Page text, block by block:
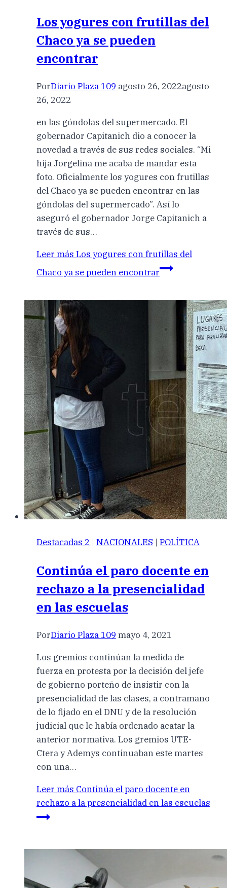
Los yogures con frutillas del
Chaco ya se pueden
encontrar
PorDiario Plaza 109 agosto 26, 2022agosto
26, 2022
en las góndolas del supermercado. El
gobernador Capitanich dio a conocer la
novedad a través de sus redes sociales. “Mi
hija Jorgelina me acaba de mandar esta
foto. Oficialmente los yogures con frutillas
del Chaco ya se pueden encontrar en las
góndolas del supermercado”. Así lo
aseguró el gobernador Jorge Capitanich a
través de sus…
Leer más Los yogures con frutillas del
Chaco ya se pueden encontrar
Destacadas 2 | NACIONALES | POLÍTICA
Continúa el paro docente en
rechazo a la presencialidad
en las escuelas
PorDiario Plaza 109 mayo 4, 2021
Los gremios continúan la medida de
fuerza en protesta por la decisión del jefe
de gobierno porteño de insistir con la
presencialidad de las clases, a contramano
de lo fijado en el DNU y de la resolución
judicial que le había ordenado acatar la
anterior normativa. Los gremios UTE-
Ctera y Ademys continuaban este martes
con una…
Leer más Continúa el paro docente en
rechazo a la presencialidad en las escuelas